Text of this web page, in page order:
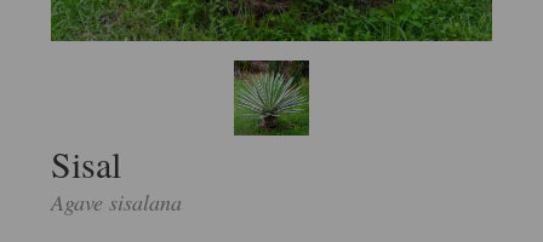
Sisal
Agave sisalana